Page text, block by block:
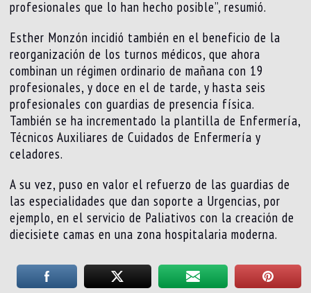
profesionales que lo han hecho posible”, resumió.
Esther Monzón incidió también en el beneficio de la
reorganización de los turnos médicos, que ahora
combinan un régimen ordinario de mañana con 19
profesionales, y doce en el de tarde, y hasta seis
profesionales con guardias de presencia física.
También se ha incrementado la plantilla de Enfermería,
Técnicos Auxiliares de Cuidados de Enfermería y
celadores.
A su vez, puso en valor el refuerzo de las guardias de
las especialidades que dan soporte a Urgencias, por
ejemplo, en el servicio de Paliativos con la creación de
diecisiete camas en una zona hospitalaria moderna.